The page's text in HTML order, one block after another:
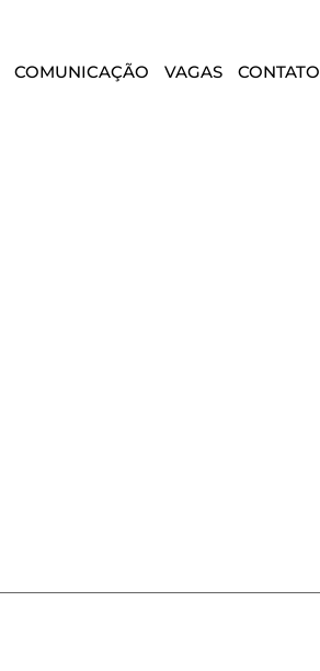
COMUNICAÇÃO VAGAS CONTATO